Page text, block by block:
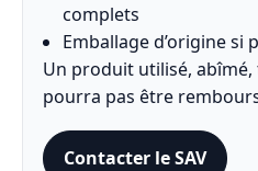
complets
Emballage d’origine si
Un produit utilisé,
pourra pas être
Contacter le SAV